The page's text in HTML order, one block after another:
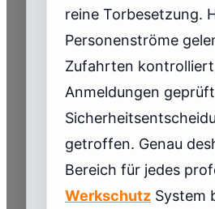
reine Torbesetzung.
Personenströme
Zufahrten
Anmeldungen
getroffen. Genau
Bereich für jedes
Werkschutz System